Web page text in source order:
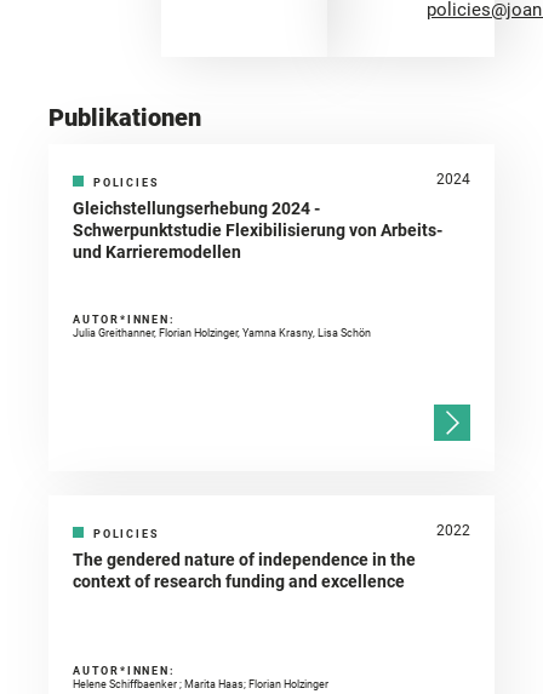
Publikationen
POLICIES 2024
Gleichstellungserhebung 2024 -
Schwerpunktstudie Flexibilisierung von Arbeits-
und Karrieremodellen
AUTOR*INNEN:
Julia Greithanner, Florian Holzinger, Yamna Krasny, Lisa Schön
POLICIES 2022
The gendered nature of independence in the
context of research funding and excellence
AUTOR*INNEN:
Helene Schiffbaenker ; Marita Haas; Florian Holzinger